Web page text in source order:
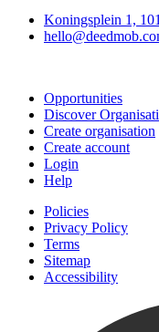
Koningsplein 1,
Opportunities
Discover
Create organisation
Create account
Login
Help
Policies
Privacy Policy
Terms
Sitemap
Accessibility